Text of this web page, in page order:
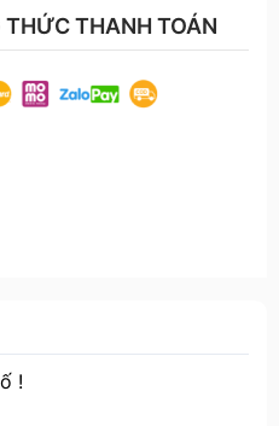
THỨC THANH TOÁN
!